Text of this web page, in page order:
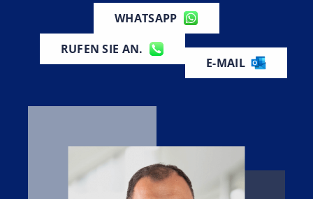
WHATSAPP
RUFEN SIE AN.
E-MAIL